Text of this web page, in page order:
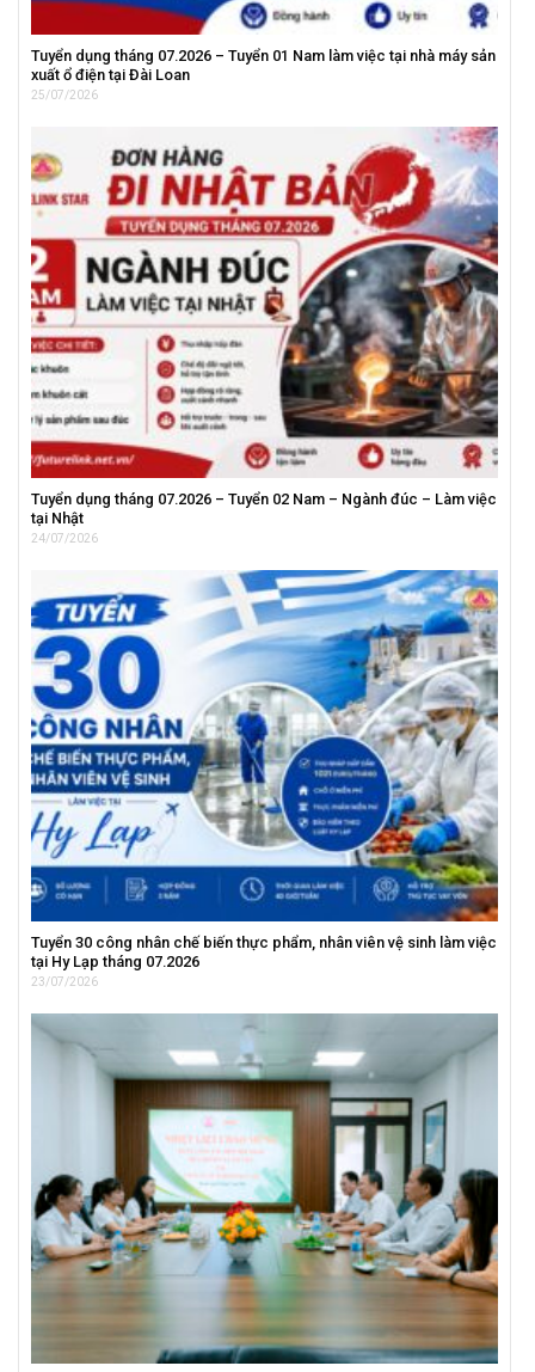
Tuyển dụng tháng 07.2026 – Tuyển 01 Nam làm việc tại nhà máy sản
xuất ổ điện tại Đài Loan
25/07/2026
Tuyển dụng tháng 07.2026 – Tuyển 02 Nam – Ngành đúc – Làm việc
tại Nhật
24/07/2026
Tuyển 30 công nhân chế biến thực phẩm, nhân viên vệ sinh làm việc
tại Hy Lạp tháng 07.2026
23/07/2026